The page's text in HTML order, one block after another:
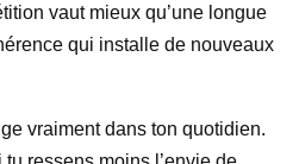
vaut mieux qu’une longue
qui installe de nouveaux
vraiment dans ton quotidien.